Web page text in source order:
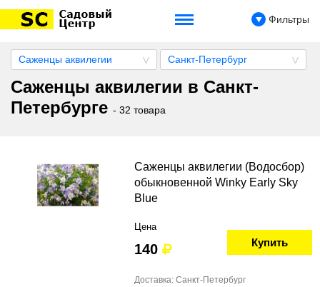
Фильтры
Саженцы аквилегии Санкт-Петербург
Саженцы аквилегии в Санкт-
Петербурге - 32 товара
Саженцы аквилегии (Водосбор)
обыкновенной Winky Early Sky
Blue
Цена
140 Купить
Доставка: Санкт-Петербург